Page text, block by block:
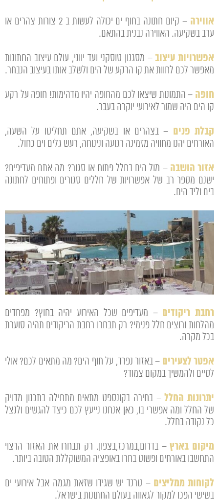
אווירה
– קיום חתונה בחוף ים יכולה לעשות ב 2 צורות צהרים או
ערב בשקיעה. האווירה נבנית בהתאם.
אפשרויות עיצוב– מסגנון טוסקני ועד יווני, עולם עיצוב החתונות
מאפשר לכם לחוות את קו הרקע של הים ולשלב אותו בעיצוב הנבחר.
חופה – התמונות שיצאו לכם מהחופה יהיו מדהימות! חופה על רקע
קו הים היה שמור לאירועי יוקרה בעבר.
קבלת פנים – בצהרים או בשקיעה, אתם תחליטו על השעה,
האורחים יהנו מחוויה מזמינה רגועה ונינוחה, רעש גלים וים כחול.
אזור הושבה – מול הים בחלל פתוח או סגור? מה אתם מעדיפים?
ישנם מספר רב של אפשרויות של חללים סגורים ופתוחים לחתונה
בים וליד הים.
רחבת ריקודים – מעדיפים שכל האירוע יהיה בחוץ? מפחדים
מהלחות ורוצים חלל פנימי? רק תבחרו רחבת הריקודים תהיה סוערת
בכל מקרה.
אפטר לצעירים – באזור נפרד, על חוף הים? מה מתאים לכם? אולי
לסיים ולהמשיך במקום צמוד?
יתרונות החלל– בחירה בקונספט מתאים מתחילה בתכנון מדויק
של החלל ומה אפשרי בו, כאן אנחנו נייעץ לכם כיצד להגשים ולנצל
כל נקודה בחלל.
מיקום בארץ– בדרום,במרכז,בצפון. רק תבחרו את האזור הרצוי
התחשבו באורחים ופשוט בחרו באופציה המשוקללת הטובה ביותר.
לקוחות ממליצים – טרנד יש שגידו שזאת מגמה אבל אירועי ים
בשישי הפכו למקור לגאווה בעולם החתונות בישראל.